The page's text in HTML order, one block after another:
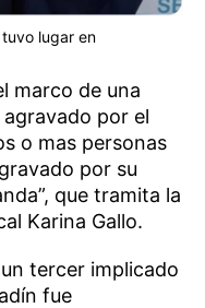
lugar en
marco de una
por el
o mas personas
por su
que tramita la
Karina Gallo.
tercer implicado
fue